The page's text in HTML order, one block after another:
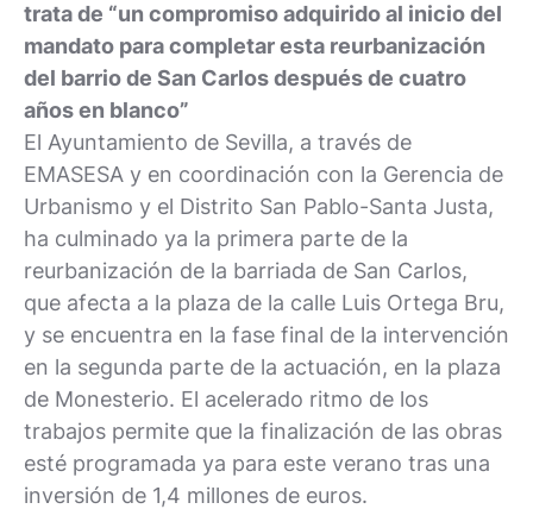
trata de “un compromiso adquirido al inicio del
mandato para completar esta reurbanización
del barrio de San Carlos después de cuatro
años en blanco”
El Ayuntamiento de Sevilla, a través de
EMASESA y en coordinación con la Gerencia de
Urbanismo y el Distrito San Pablo-Santa Justa,
ha culminado ya la primera parte de la
reurbanización de la barriada de San Carlos,
que afecta a la plaza de la calle Luis Ortega Bru,
y se encuentra en la fase final de la intervención
en la segunda parte de la actuación, en la plaza
de Monesterio. El acelerado ritmo de los
trabajos permite que la finalización de las obras
esté programada ya para este verano tras una
inversión de 1,4 millones de euros.